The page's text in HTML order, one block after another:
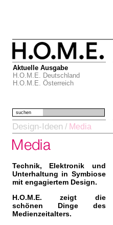
Aktuelle Ausgabe
H.O.M.E. Deutschland
H.O.M.E. Österreich
suchen
Design-Ideen / Media
Technik, Elektronik und
Unterhaltung in Symbiose
mit engagiertem Design.
H.O.M.E. zeigt die
schönen Dinge des
Medienzeitalters.